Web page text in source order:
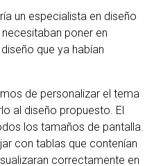
un especialista en diseño
poner en
que ya habían
de personalizar el tema
al diseño propuesto. El
los tamaños de pantalla.
con tablas que contenían
correctamente en